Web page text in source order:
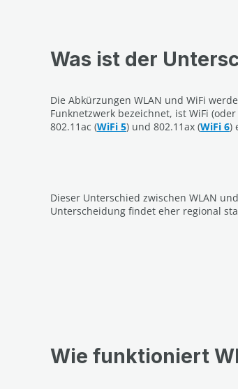
Was ist der
Die Abkürzungen WLAN und WiFi
Funknetzwerk bezeichnet, ist WiFi
802.11ac (WiFi 5) und 802.11ax (WiFi 6)
Dieser Unterschied zwischen WLAN
Unterscheidung findet eher regional
Wie funktioniert